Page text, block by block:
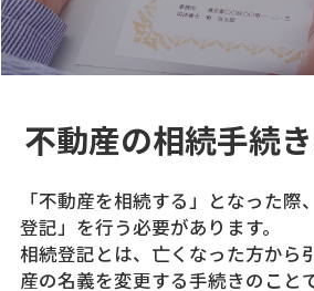
不動産の相続手続
「不動産を相続する」となった
登記」を行う必要があります。
相続登記とは、亡くなった方から
産の名義を変更する手続きのことで